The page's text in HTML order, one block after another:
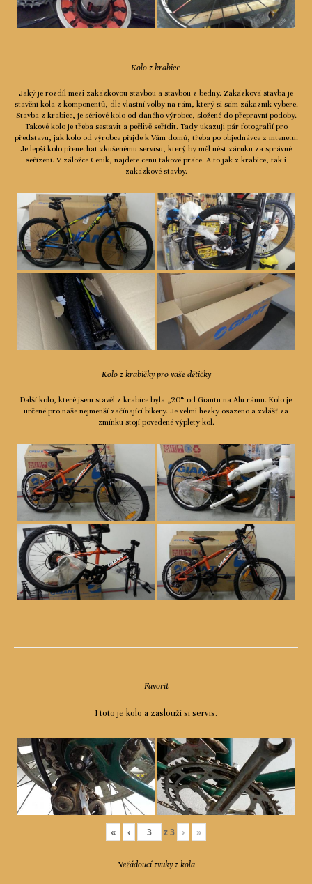
Kolo z krabice
Jaký je rozdíl mezi zakázkovou stavbou a stavbou z bedny. Zakázková stavba je
stavění kola z komponentů, dle vlastní volby na rám, který si sám zákazník vybere.
Stavba z krabice, je sériové kolo od daného výrobce, složené do přepravní podoby.
Takové kolo je třeba sestavit a pečlivě seřídit. Tady ukazuji pár fotografií pro
představu, jak kolo od výrobce přijde k Vám domů, třeba po objednávce z intenetu.
Je lepší kolo přenechat zkušenému servisu, který by měl nést záruku za správné
seřízení. V záložce Cenik, najdete cenu takové práce. A to jak z krabice, tak i
zakázkové stavby.
Kolo z krabičky pro vaše dětičky
Další kolo, které jsem stavěl z krabice byla „20“ od Giantu na Alu rámu. Kolo je
určené pro naše nejmenší začínající bikery. Je velmi hezky osazeno a zvlášť za
zmínku stojí povedené výplety kol.
Favorit
I toto je kolo a zaslouží si servis.
« ‹ z3 › »
Nežádoucí zvuky z kola